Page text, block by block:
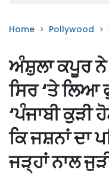
Home Pollywood
ਅੰਸ਼ੁਲਾ ਕਪੂਰ
ਸਿਰ ‘ਤੇ ਲਿਆ
‘ਪੰਜਾਬੀ ਕੁੜੀ
ਕਿ ਜਸ਼ਨਾਂ ਦਾ
ਜੜ੍ਹਾਂ ਨਾਲ